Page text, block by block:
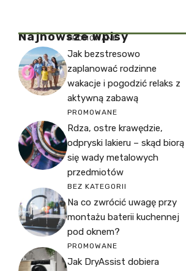
Najnowsze Wpisy
PROMOWANE
Jak bezstresowo
zaplanować rodzinne
wakacje i pogodzić relaks z
aktywną zabawą
PROMOWANE
Rdza, ostre krawędzie,
odpryski lakieru – skąd biorą
się wady metalowych
przedmiotów
BEZ KATEGORII
Na co zwrócić uwagę przy
montażu baterii kuchennej
pod oknem?
PROMOWANE
Jak DryAssist dobiera